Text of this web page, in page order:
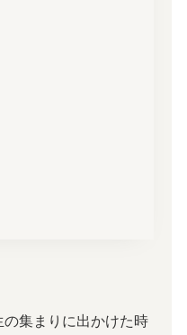
集まりに出かけた時